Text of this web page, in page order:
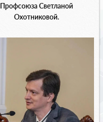
Профсоюза Светланой
Охотниковой.